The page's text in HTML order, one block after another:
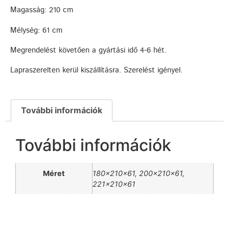
Magasság: 210 cm
Mélység: 61 cm
Megrendelést követően a gyártási idő 4-6 hét.
Lapraszerelten kerül kiszállításra. Szerelést igényel.
További információk
További információk
Méret
180x210x61, 200x210x61,
221x210x61